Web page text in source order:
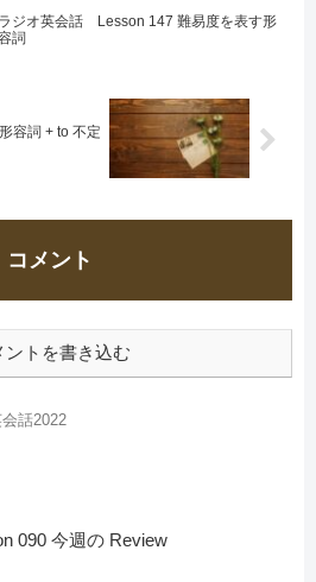
ラジオ英会話 Lesson 147 難易度を表す形
詞
容詞 + to 不定
コメント
ントを書き込む
話2022
090 今週の Review